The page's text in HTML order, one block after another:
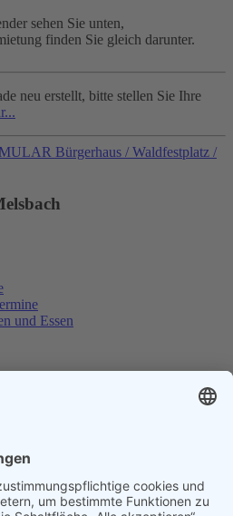
sehen Sie unten,
finden Sie gleich darunter.
neu erstellt, bitte stellen Sie Ihre
Bürgerhaus / Waldfestplatz /
und Essen